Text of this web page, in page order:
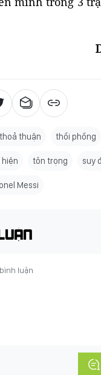
thoả thuận thổi phồng
hiện tôn trọng suy
Messi